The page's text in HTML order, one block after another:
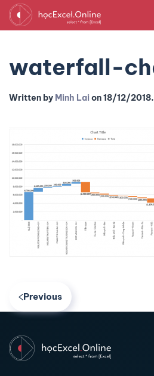
waterfall-
Written by Minh Laion18/12/2018.
Previous